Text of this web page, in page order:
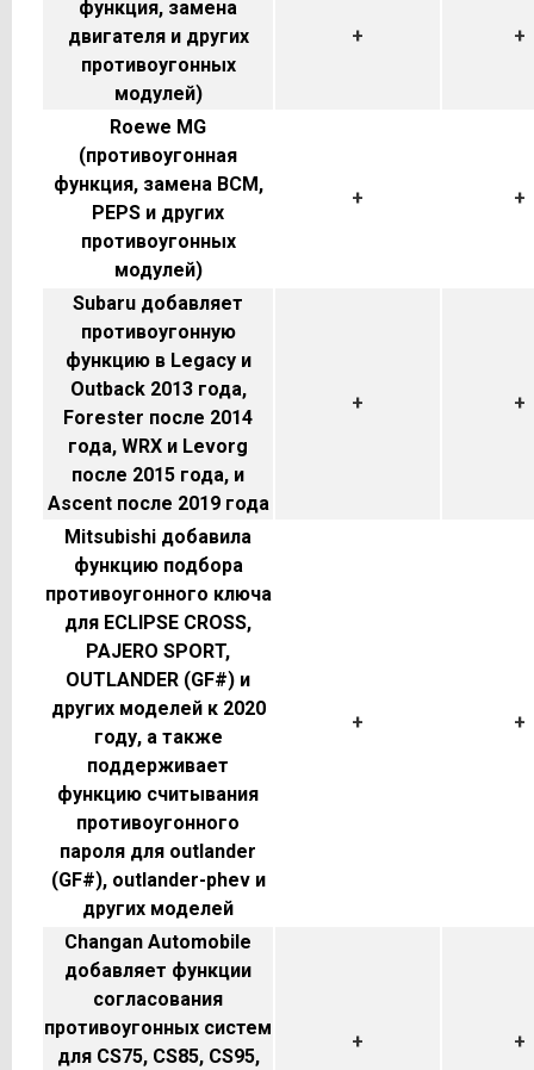
функция, замена
двигателя и других
противоугонных
модулей)
+ +
Roewe MG
(противоугонная
функция, замена BCM,
PEPS и других
противоугонных
модулей)
+ +
Subaru добавляет
противоугонную
функцию в Legacy и
Outback 2013 года,
Forester после 2014
года, WRX и Levorg
после 2015 года, и
Ascent после 2019 года
+ +
Mitsubishi добавила
функцию подбора
противоугонного ключа
для ECLIPSE CROSS,
PAJERO SPORT,
OUTLANDER (GF#) и
других моделей к 2020
году, а также
поддерживает
функцию считывания
противоугонного
пароля для outlander
(GF#), outlander-phev и
других моделей
+ +
Changan Automobile
добавляет функции
согласования
противоугонных систем
для CS75, CS85, CS95,
+ +